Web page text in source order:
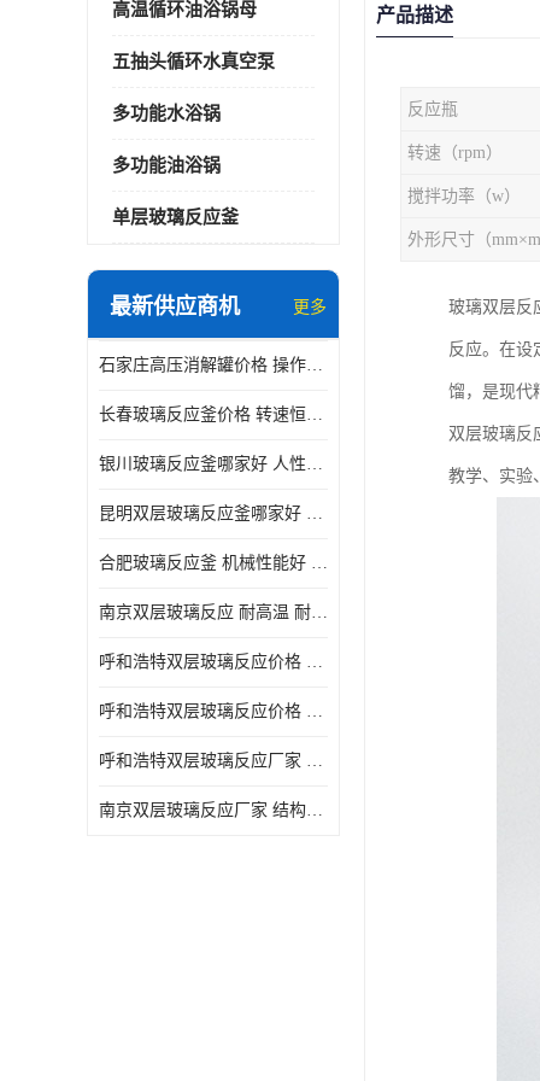
高温循环油浴锅母
五抽头循环水真空泵
多功能水浴锅
多功能油浴锅
单层玻璃反应釜
最新供应商机 更多
石家庄高压消解罐价格 操作简单 使用安全
长春玻璃反应釜价格 转速恒定 机械性能好
银川玻璃反应釜哪家好 人性化设计 可连续工作
昆明双层玻璃反应釜哪家好 人性化设计 可连续工作 机械性能好
合肥玻璃反应釜 机械性能好 可连续工作
南京双层玻璃反应 耐高温 耐腐蚀 空载不宜高速运转
呼和浩特双层玻璃反应价格 安全稳定 机械性能好
呼和浩特双层玻璃反应价格 结构紧凑 可做加热反应
呼和浩特双层玻璃反应厂家 转速恒定 空载不宜高速运转
南京双层玻璃反应厂家 结构紧凑 可连续工作 可做加热反应
产品描述
反应瓶
转速（rpm）
搅拌功率（w）
玻璃双层反
反应。在设
馏，是现代
双层玻璃反
教学、实验